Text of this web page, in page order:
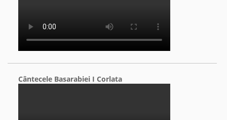
Cântecele Basarabiei I Corlata